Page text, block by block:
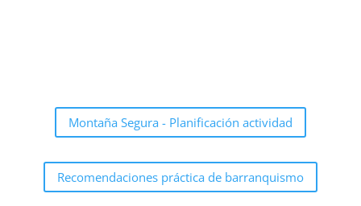
Montaña Segura - Planificación actividad
Recomendaciones práctica de barranquismo